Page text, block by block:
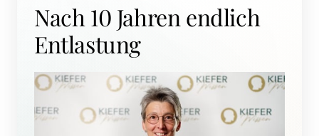
Nach 10 Jahren endlich
Entlastung